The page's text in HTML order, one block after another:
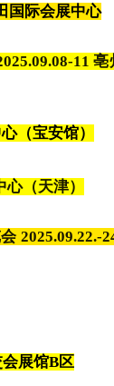
国际会展中心
11
（宝安馆）
（天津）
2025.09.22.-
会展馆B区